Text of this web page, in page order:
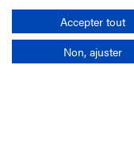
RechercherAccepter tout
Non, ajuster